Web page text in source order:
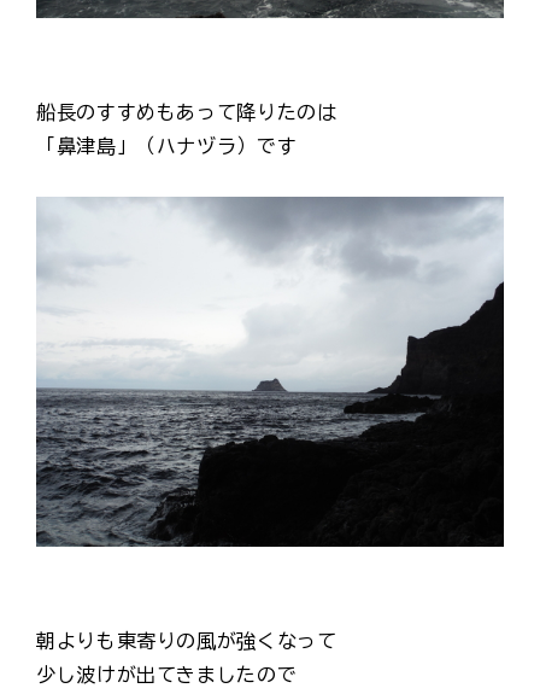
船長のすすめもあって降りたのは
「鼻津島」（ハナヅラ）です
朝よりも東寄りの風が強くなって
少し波けが出てきましたので